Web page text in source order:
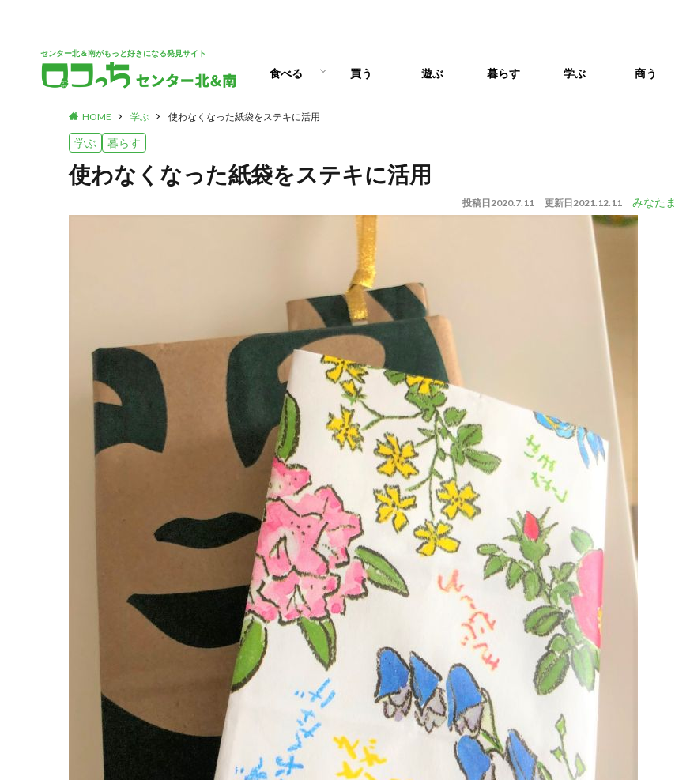
センター北＆南がもっと好きになる発見サイト
食べる
パン
スイーツ
ランチ
カフェ
買う 遊ぶ 暮らす 学ぶ 商う
HOME 学ぶ 使わなくなった紙袋をステキに活用
学ぶ 暮らす
使わなくなった紙袋をステキに活用
投稿日2020.7.11 更新日2021.12.11 みなたま